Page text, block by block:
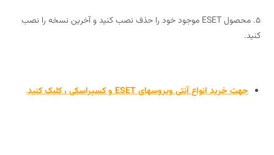
5. محصول ESET موجود خود را حذف نصب کنید و آخرین نسخه را نصب
کنید.
جهت خریدانواع آنتی ویروسهای ESET و کسپراسکی ، کلیک کنید .